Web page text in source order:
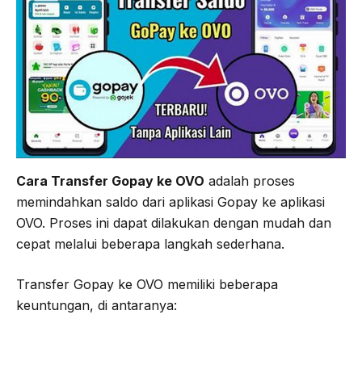
o
o
k
e
r
r
a
m
A
p
p
Cara Transfer Gopay ke OVO adalah proses
memindahkan saldo dari aplikasi Gopay ke aplikasi
OVO. Proses ini dapat dilakukan dengan mudah dan
cepat melalui beberapa langkah sederhana.
Transfer Gopay ke OVO memiliki beberapa
keuntungan, di antaranya: